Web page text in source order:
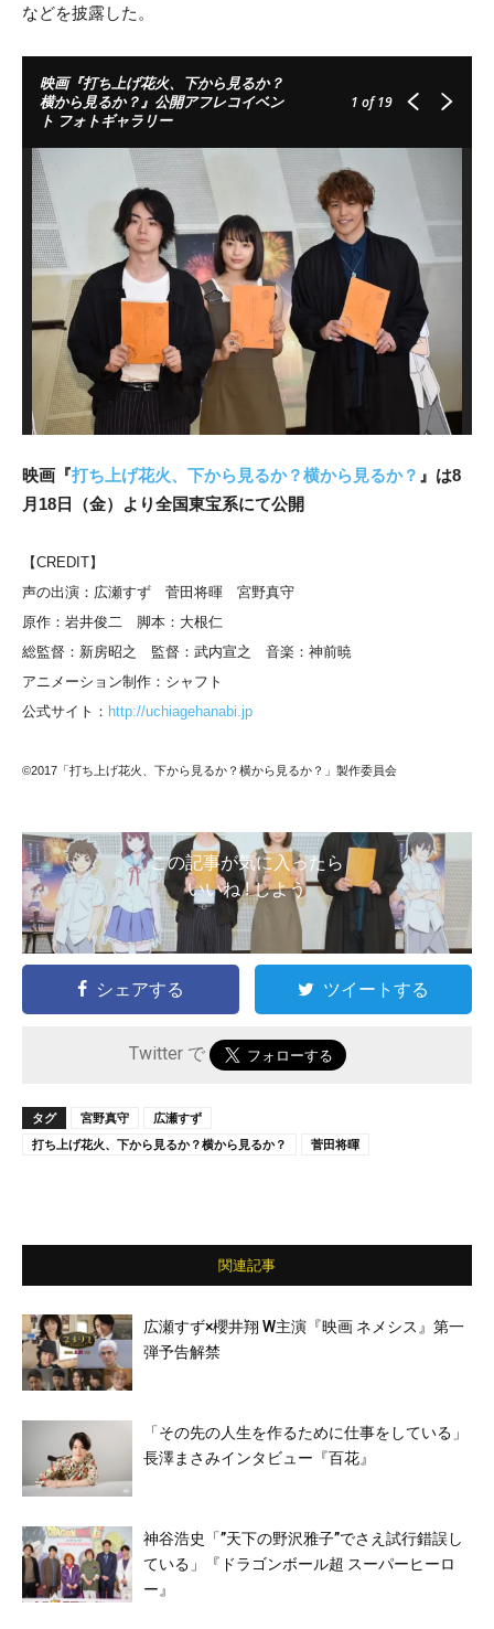
などを披露した。
映画『打ち上げ花火、下から見るか？
横から見るか？』公開アフレコイベン
ト フォトギャラリー
1 of 19
映画『打ち上げ花火、下から見るか？横から見るか？ 』は8
月18日（金）より全国東宝系にて公開
【CREDIT】
声の出演：広瀬すず 菅田将暉 宮野真守
原作：岩井俊二 脚本：大根仁
総監督：新房昭之 監督：武内宣之 音楽：神前暁
アニメーション制作：シャフト
公式サイト： http://uchiagehanabi.jp
©2017「打ち上げ花火、下から見るか？横から見るか？」製作委員会
この記事が気に入ったら
いいね ! しよう
シェアする ツイートする
Twitter で
タグ 宮野真守
広瀬すず
打ち上げ花火、下から見るか？横から見るか？
菅田将暉
関連記事
広瀬すず×櫻井翔 W主演『映画 ネメシス』第一
弾予告解禁
「その先の人生を作るために仕事をしている」
長澤まさみインタビュー『百花』
神谷浩史「”天下の野沢雅子”でさえ試行錯誤し
ている」『ドラゴンボール超 スーパーヒーロ
ー』